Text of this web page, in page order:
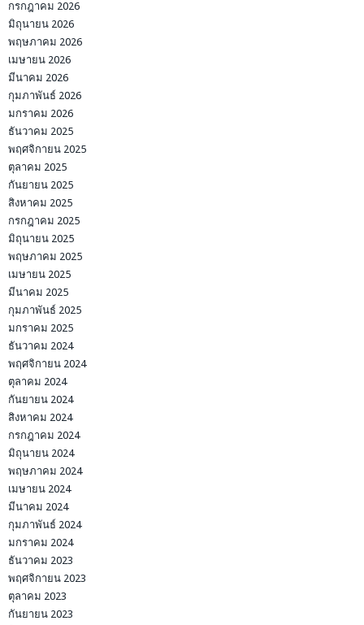
กรกฎาคม 2026
มิถุนายน 2026
พฤษภาคม 2026
เมษายน 2026
มีนาคม 2026
กุมภาพันธ์ 2026
มกราคม 2026
ธันวาคม 2025
พฤศจิกายน 2025
ตุลาคม 2025
กันยายน 2025
สิงหาคม 2025
กรกฎาคม 2025
มิถุนายน 2025
พฤษภาคม 2025
เมษายน 2025
มีนาคม 2025
กุมภาพันธ์ 2025
มกราคม 2025
ธันวาคม 2024
พฤศจิกายน 2024
ตุลาคม 2024
กันยายน 2024
สิงหาคม 2024
กรกฎาคม 2024
มิถุนายน 2024
พฤษภาคม 2024
เมษายน 2024
มีนาคม 2024
กุมภาพันธ์ 2024
มกราคม 2024
ธันวาคม 2023
พฤศจิกายน 2023
ตุลาคม 2023
กันยายน 2023